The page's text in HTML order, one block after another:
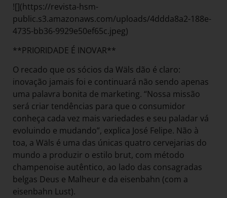
![](https://revista-hsm-
public.s3.amazonaws.com/uploads/4ddda8a2-188e-
4735-bb36-9929e50ef65c.jpeg)
**PRIORIDADE É INOVAR**
O recado que os sócios da Wäls dão é claro:
inovação jamais foi e continuará não sendo apenas
uma palavra bonita de marketing. “Nossa missão
será criar tendências para que o consumidor
conheça cada vez mais variedades e seu paladar vá
evoluindo e mudando”, explica José Felipe. Não à
toa, a Wäls é uma das únicas quatro cervejarias do
mundo a produzir o estilo brut, com método
champenoise autêntico, ao lado das consagradas
belgas Deus e Malheur e da eisenbahn (com a
eisenbahn Lust).